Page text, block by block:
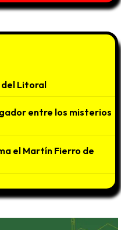
del Litoral
entre los misterios
el Martín Fierro de